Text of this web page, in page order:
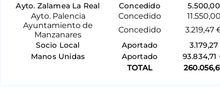
Ayto. Zalamea La Real
Concedido
5.500,00
Ayto. Palencia
Concedido
Ayuntamiento de
Manzanares
Concedido
3.219,47
Socio Local
Aportado
3.179,27
Manos Unidas
Aportado
93.834,71
TOTAL